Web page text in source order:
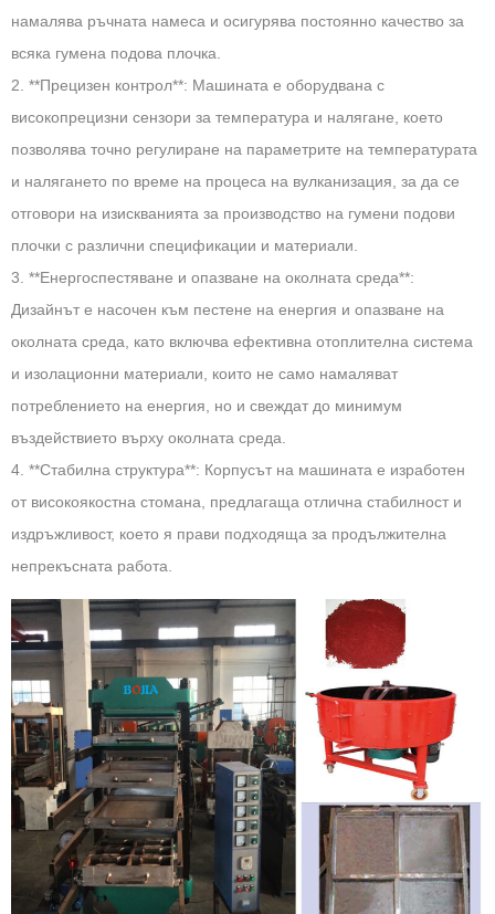
намалява ръчната намеса и осигурява постоянно качество за
всяка гумена подова плочка.
2. **Прецизен контрол**: Машината е оборудвана с
високопрецизни сензори за температура и налягане, което
позволява точно регулиране на параметрите на температурата
и налягането по време на процеса на вулканизация, за да се
отговори на изискванията за производство на гумени подови
плочки с различни спецификации и материали.
3. **Енергоспестяване и опазване на околната среда**:
Дизайнът е насочен към пестене на енергия и опазване на
околната среда, като включва ефективна отоплителна система
и изолационни материали, които не само намаляват
потреблението на енергия, но и свеждат до минимум
въздействието върху околната среда.
4. **Стабилна структура**: Корпусът на машината е изработен
от високоякостна стомана, предлагаща отлична стабилност и
издръжливост, което я прави подходяща за продължителна
непрекъсната работа.